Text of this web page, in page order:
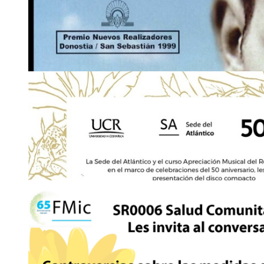
NOV
Jornadas: de Investigación CIHAC
Fecha límite de inscripción: viernes 19 de noviembre
2511-3268|2511-3338
adriana.sosxua
NOV
Comunicado: Campaña de recolección de
Vacunatorio UCR (Comedor Estudiantil)
2511-4009
maria. lbjxquesada @ucrmzks.ac.cr
19NOV
Invitación: CineUCR: "La precarización del